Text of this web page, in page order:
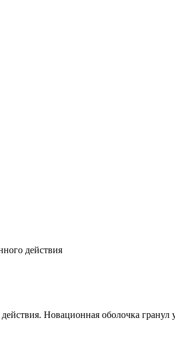
действия
Новационная оболочка гранул